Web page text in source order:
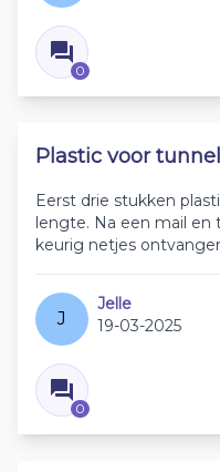
0
Plastic voor
Eerst drie stukken
lengte. Na een mail
keurig netjes
J
Jelle
19-03-2025
0